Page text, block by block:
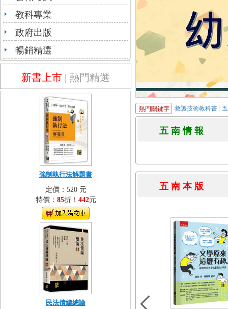
教科專業
政府出版
暢銷精選
新書上市 | 熱門精選
強制執行法解題書
定價：520 元
特價： 85折！ 442元
民法債編總論
熱門關鍵字 救護技術教科書
五 南 情
五 南 本